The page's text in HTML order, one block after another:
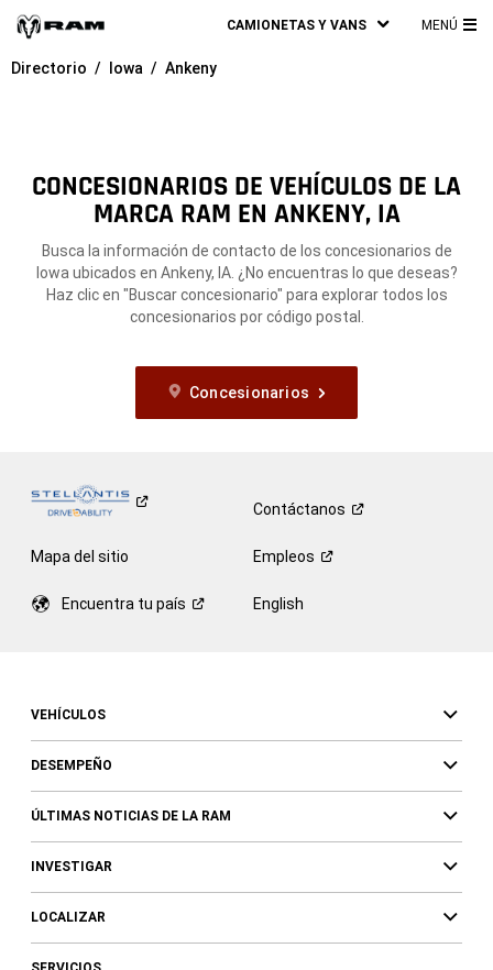
CAMIONETAS Y VANS MENÚ
Directorio Iowa Ankeny
CONCESIONARIOS DE VEHÍCULOS DE LA
MARCA RAM EN ANKENY, IA
Busca la información de contacto de los concesionarios de
Iowa ubicados en Ankeny, IA. ¿No encuentras lo que deseas?
Haz clic en "Buscar concesionario" para explorar todos los
concesionarios por código postal.
Concesionarios
Contáctanos
Mapa del sitio Empleos
Encuentra tu país English
VEHÍCULOS
DESEMPEÑO
ÚLTIMAS NOTICIAS DE LA RAM
INVESTIGAR
LOCALIZAR